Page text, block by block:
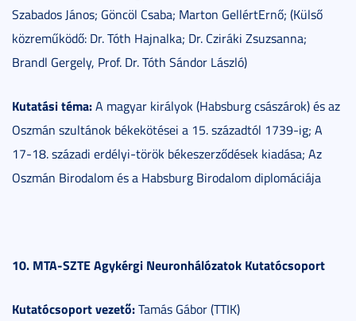
Szabados János; Göncöl Csaba; Marton GellértErnő; (Külső
közreműködő: Dr. Tóth Hajnalka; Dr. Cziráki Zsuzsanna;
Brandl Gergely, Prof. Dr. Tóth Sándor László)
Kutatási téma:A magyar királyok (Habsburg császárok) és az
Oszmán szultánok békekötései a 15. századtól 1739-ig; A
17-18. századi erdélyi-török békeszerződések kiadása; Az
Oszmán Birodalom és a Habsburg Birodalom diplomáciája
10. MTA-SZTE Agykérgi Neuronhálózatok Kutatócsoport
Kutatócsoport vezető:Tamás Gábor (TTIK)